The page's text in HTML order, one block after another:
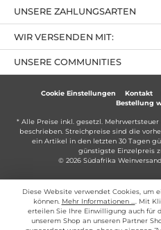
UNSERE ZAHLUNGSARTEN
UNSERE COMMUNITIES
WIR VERSENDEN MIT:
Cookie Einstellungen Kontakt
Bestellung
* Alle Preise inkl. gesetzl. Mehrwertsteuer
beschrieben. Streichpreise sind die
ein Artikel in den letzten 30 Tagen
günstigste Einzelpreis
© 2026 Südafrika
Diese Website verwendet Cookies, um
können. Mehr Informationen ...
. Mit
erteilen Sie Ihre Einwilligung auch für
unserem Shop an unseren Partner